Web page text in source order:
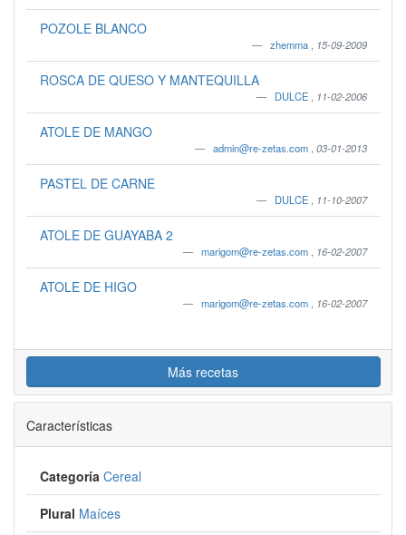
POZOLE BLANCO
zhemma 15-09-2009
ROSCA DE QUESO Y MANTEQUILLA
DULCE 11-02-2006
ATOLE DE MANGO
admin@re-zetas.com 03-01-2013
PASTEL DE CARNE
DULCE 11-10-2007
ATOLE DE GUAYABA 2
marigom@re-zetas.com 16-02-2007
ATOLE DE HIGO
marigom@re-zetas.com 16-02-2007
Más recetas
Características
Categoría Cereal
Plural Maíces